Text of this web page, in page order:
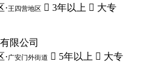
·王四营地区  3年以上  大专
限公司
·广安门外街道  5年以上  大专